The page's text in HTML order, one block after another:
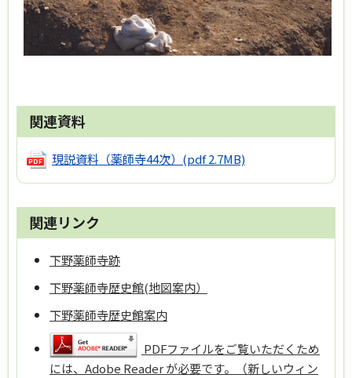
関連資料
現説資料（薬師寺44次） (pdf 2.7MB)
関連リンク
下野薬師寺跡
下野薬師寺歴史館(地図案内）
下野薬師寺歴史館案内
PDFファイルをご覧いただくため
には、Adobe Reader が必要です。（新しいウィン